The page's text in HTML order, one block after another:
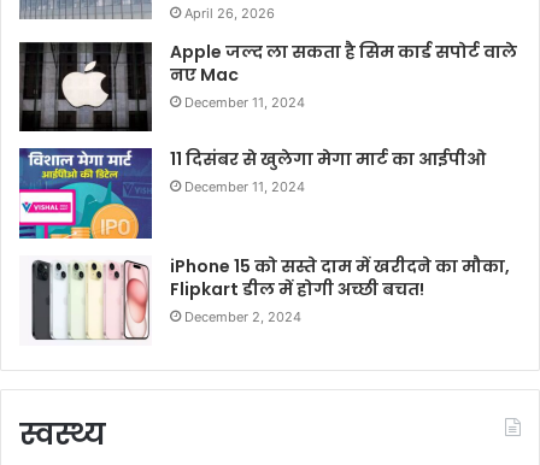
April 26, 2026
Apple जल्द ला सकता है सिम कार्ड सपोर्ट वाले
नए Mac
December 11, 2024
11 दिसंबर से खुलेगा मेगा मार्ट का आईपीओ
December 11, 2024
iPhone 15 को सस्ते दाम में खरीदने का मौका,
Flipkart डील में होगी अच्छी बचत!
December 2, 2024
स्वस्थ्य